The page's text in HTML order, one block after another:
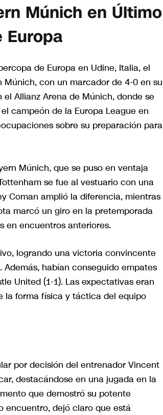
Múnich en Último
Europa
de Europa en Udine, Italia, el
con un marcador de 4-0 en su
Allianz Arena de Múnich, donde se
campeón de la Europa League en
sobre su preparación para
Múnich, que se puso en ventaja
se fue al vestuario con una
Coman amplió la diferencia, mientras
marcó un giro en la pretemporada
en encuentros anteriores.
logrando una victoria convincente
habían conseguido empates
United (1-1). Las expectativas eran
la forma física y táctica del equipo
por decisión del entrenador Vincent
destacándose en una jugada en la
que demostró su potente
encuentro, dejó claro que está